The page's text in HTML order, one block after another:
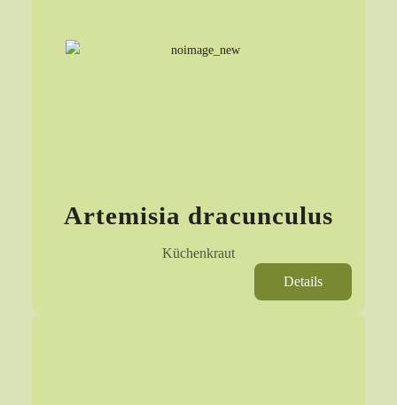
Artemisia dracunculus
Küchenkraut
Details